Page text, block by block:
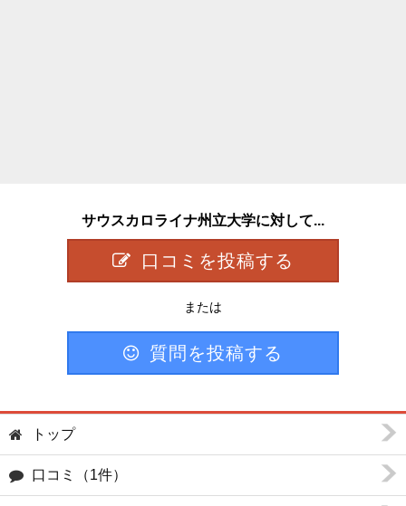
サウスカロライナ州立大学に対して...
口コミを投稿する
または
質問を投稿する
トップ
口コミ（1件）